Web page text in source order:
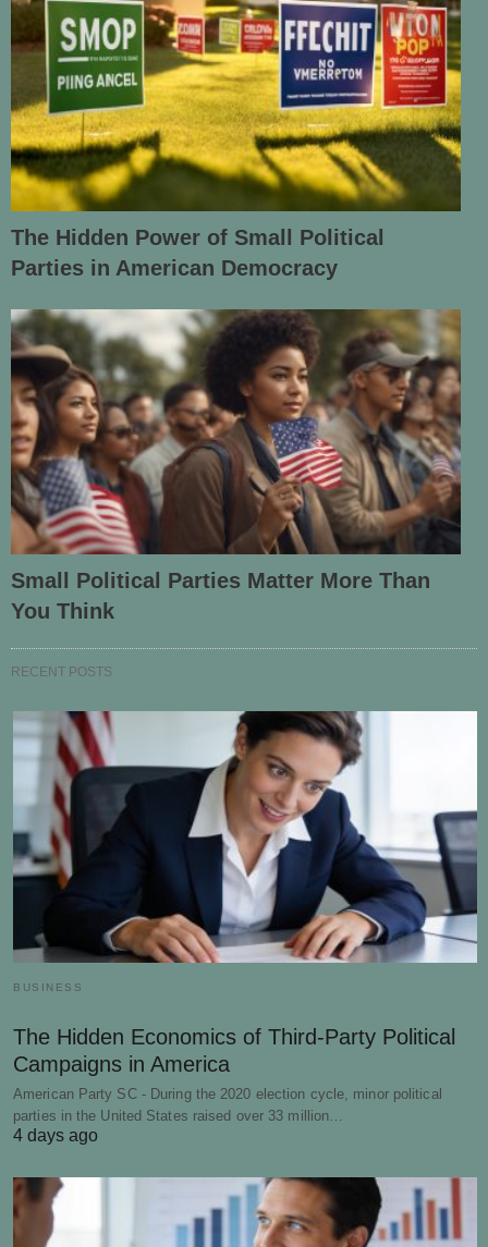
The Hidden Power of Small Political
Parties in American Democracy
Small Political Parties Matter More Than
You Think
RECENT POSTS
BUSINESS
The Hidden Economics of Third-Party Political
Campaigns in America
American Party SC - During the 2020 election cycle, minor political
parties in the United States raised over 33 million…
4 days ago